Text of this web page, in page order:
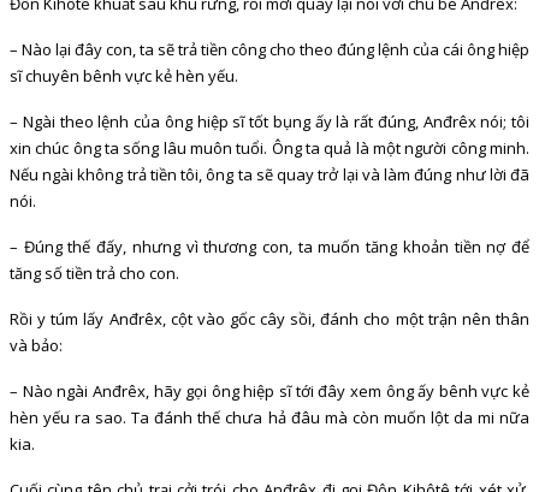
– Nào lại đây con, ta sẽ trả tiền công cho theo đúng lệnh của cái ông hiệp
sĩ chuyên bênh vực kẻ hèn yếu.
– Ngài theo lệnh của ông hiệp sĩ tốt bụng ấy là rất đúng, Anđrêx nói; tôi
xin chúc ông ta sống lâu muôn tuổi. Ông ta quả là một người công minh.
Nếu ngài không trả tiền tôi, ông ta sẽ quay trở lại và làm đúng như lời đã
nói.
– Đúng thế đấy, nhưng vì thương con, ta muốn tăng khoản tiền nợ để
tăng số tiền trả cho con.
Rồi y túm lấy Anđrêx, cột vào gốc cây sồi, đánh cho một trận nên thân
và bảo:
– Nào ngài Anđrêx, hãy gọi ông hiệp sĩ tới đây xem ông ấy bênh vực kẻ
hèn yếu ra sao. Ta đánh thế chưa hả đâu mà còn muốn lột da mi nữa
kia.